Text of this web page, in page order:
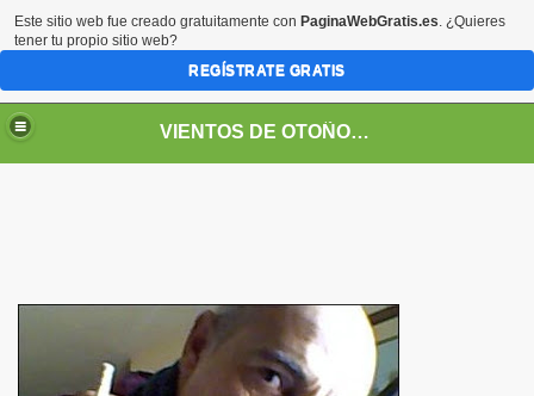
VIENTOS DE OTOÑO POR FANNY JEM WONG
Este sitio web fue creado gratuitamente con PaginaWebGratis.es. ¿Quieres
tener tu propio sitio web?
REGÍSTRATE GRATIS